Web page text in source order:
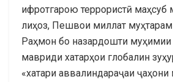
ифротгарою террористӣ
лиҳоз, Пешвои миллат
Раҳмон бо назардошти муҳимии
мавриди хатарҳои глобалин
«хатари аввалиндараҷаи